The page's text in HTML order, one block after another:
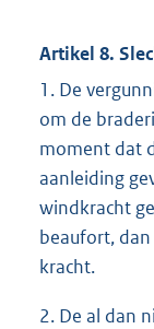
Artikel 8.
1. De
om de
moment dat
aanleiding
windkracht
beaufort,
kracht.
2. De al dan